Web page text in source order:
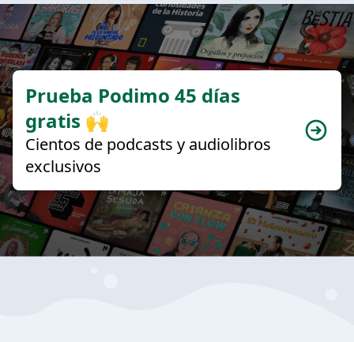
Prueba Podimo 45 días
gratis 🙌
Cientos de podcasts y audiolibros
exclusivos